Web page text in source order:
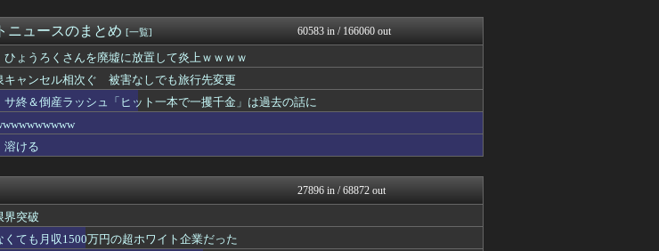
生ら2人が死傷、車の運転手を逮捕
バイク速報
を廃墟に放置して炎上ｗｗｗｗ
アルファルファモザイク＠ネ...
ロ厨カンスケデブがウザすぎて心が折れ...
場させてから駄作になった作品ｗｗｗｗ...
ぴこ速(〃'∇'〃)？
て合意してるけど、ミスが多いと任せた...
のままじゃないか！」→食べてしまった...
修羅場ハザード -復讐・D...
大学が異例の注意喚起
日本第一！ニュース録
感度はチンコの２０倍wwww
バズッター速報
生行かないくらいが面白いよな...
て！」⇒ マ○コは正直だった結果…
ポッカキット
ト「自分達自身がカルト化していること...
モナニュース
サッカー協会が声明「現在は一切発生し...
人審判らに不謹慎接待をしていた証拠...
世界の憂鬱 海外・韓国の反...
市」＝5年連続1位
ニュースのまとめ [一覧] 60583 in / 166060 out
ひょうろくさんを廃墟に放置して炎上ｗｗｗｗ
キャンセル相次ぐ 被害なしでも旅行先変更
サ終＆倒産ラッシュ「ヒット一本で一攫千金」は過去の話に
溶ける
27896 in / 68872 out
界突破
くても月収1500万円の超ホワイト企業だった